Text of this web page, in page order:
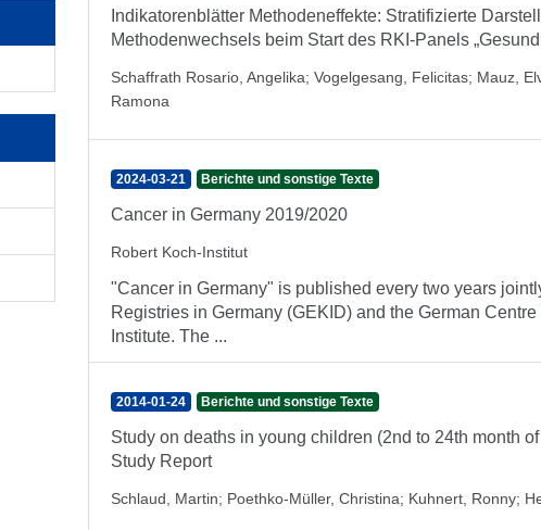
Indikatorenblätter Methodeneffekte: Stratifizierte
Methodenwechsels beim Start des RKI-Panels
Schaffrath Rosario, Angelika; Vogelgesang, Felicitas; Mauz,
Ramona
2024-03-21 Berichte und sonstige Texte
Cancer in Germany 2019/2020
Robert Koch-Institut
"Cancer in Germany" is published every two years
Registries in Germany (GEKID) and the German
Institute. The ...
2014-01-24 Berichte und sonstige Texte
Study on deaths in young children (2nd to 24th month
Study Report
Schlaud, Martin; Poethko-Müller, Christina; Kuhnert, Ronny;